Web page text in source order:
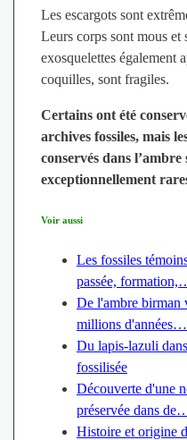
Les escargots sont
Leurs corps sont mous et
exosquelettes également
coquilles, sont fragiles.
Certains ont été
archives fossiles, mais
conservés dans l’ambre
exceptionnellement
Voir aussi
Les fossiles
passée,
De l'ambre birman
millions d'années…
Du lapis-lazuli
fossilisée
Découverte d'une
préservée dans
Histoire et origine